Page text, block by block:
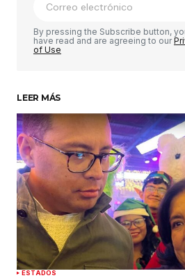
Comentario *
Su nombre*
Tu correo electrónico*
Guardar mi nombre,
web en este navegador
haga un comentario.
Enviar comentario
By pressing the Subscribe button,
have read and are agreeing to our
of Use
LEER MÁS
ESTADOS